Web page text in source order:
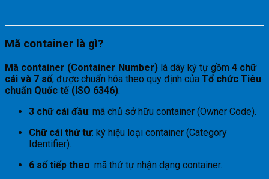
Mã container là gì?
Mã container (Container Number) là dãy ký tự gồm 4 chữ
cái và 7 số, được chuẩn hóa theo quy định của Tổ chức Tiêu
chuẩn Quốc tế (ISO 6346).
3 chữ cái đầu: mã chủ sở hữu container (Owner Code).
Chữ cái thứ tư: ký hiệu loại container (Category
Identifier).
6 số tiếp theo: mã thứ tự nhận dạng container.